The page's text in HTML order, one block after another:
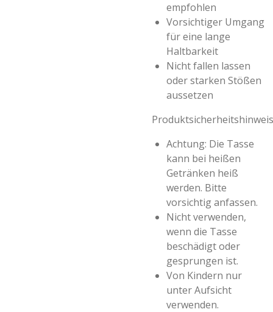
empfohlen
Vorsichtiger Umgang
für eine lange
Haltbarkeit
Nicht fallen lassen
oder starken Stößen
aussetzen
Achtung: Die Tasse
kann bei heißen
Getränken heiß
werden. Bitte
vorsichtig anfassen.
Nicht verwenden,
wenn die Tasse
beschädigt oder
gesprungen ist.
Von Kindern nur
unter Aufsicht
verwenden.